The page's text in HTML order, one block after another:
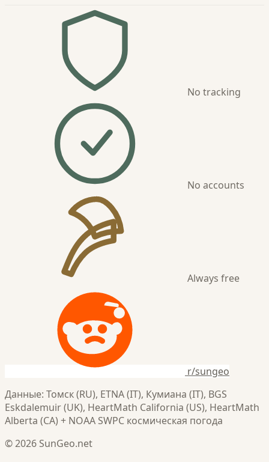
No tracking
No accounts
Always free
r/sungeo
Данные: Томск (RU), ETNA (IT), Кумиана (IT), BGS
Eskdalemuir (UK), HeartMath California (US), HeartMath
Alberta (CA) + NOAA SWPC космическая погода
© 2026 SunGeo.net